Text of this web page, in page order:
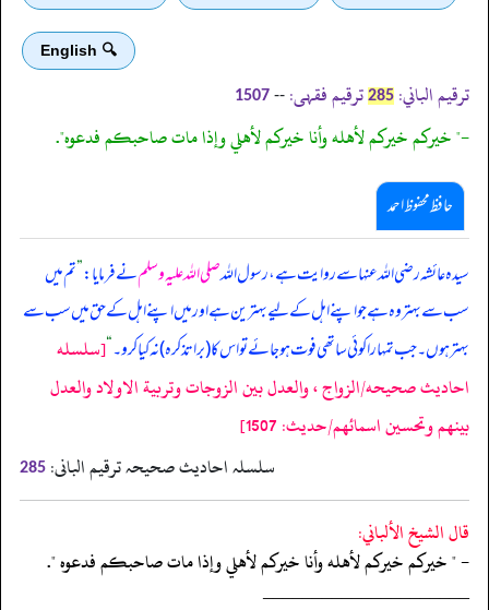
🔍 English
ترقیم الباني: 285 ترقیم فقہی: --
1507
-" خيركم خيركم لأهله وأنا خيركم لأهلي وإذا مات صاحبكم فدعوه".
حافظ محفوظ احمد
سیدہ عائشہ رضی اللہ عنہا سے روایت ہے، رسول اللہصلی اللہ علیہ وسلمنے فرمایا:”تم میں
سب سے بہتر وہ ہے جو اپنے اہل کے لیے بہترین ہے اور میں اپنے اہل کے حق میں سب سے
بہتر ہوں۔ جب تمہارا کوئی ساتھی فوت ہو جائے تو اس کا (برا تذکرہ) نہ کیا کرو۔“[سلسله
احاديث صحيحه/الزواج ، والعدل بين الزوجات وتربية الاولاد والعدل
بينهم وتحسين اسمائهم/حدیث: 1507]
سلسلہ احادیث صحیحہ ترقیم البانی: 285
قال الشيخ الألباني:
- " خيركم خيركم لأهله وأنا خيركم لأهلي وإذا مات صاحبكم فدعوه ".
‏‏‏‏_____________________